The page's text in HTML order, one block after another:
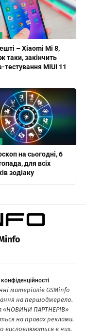
– Xiaomi Mi 8,
таки, закінчить
тестування MIUI 11
на сьогодні, 6
для всіх
зодіаку
матеріалів GSMinfo
на першоджерело.
«НОВИНИ ПАРТНЕРІВ»
на правах реклами.
висловлюються в них.